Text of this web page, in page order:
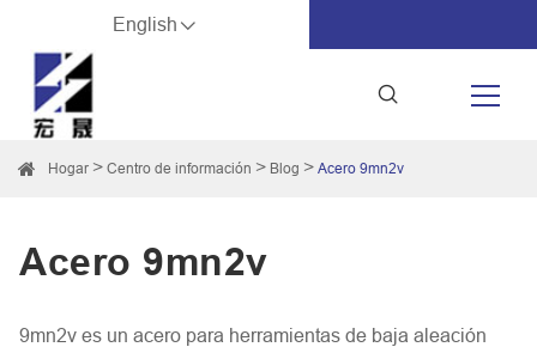
English
Hogar Centro de información Blog Acero 9mn2v
Acero 9mn2v
9mn2v es un acero para herramientas de baja aleación